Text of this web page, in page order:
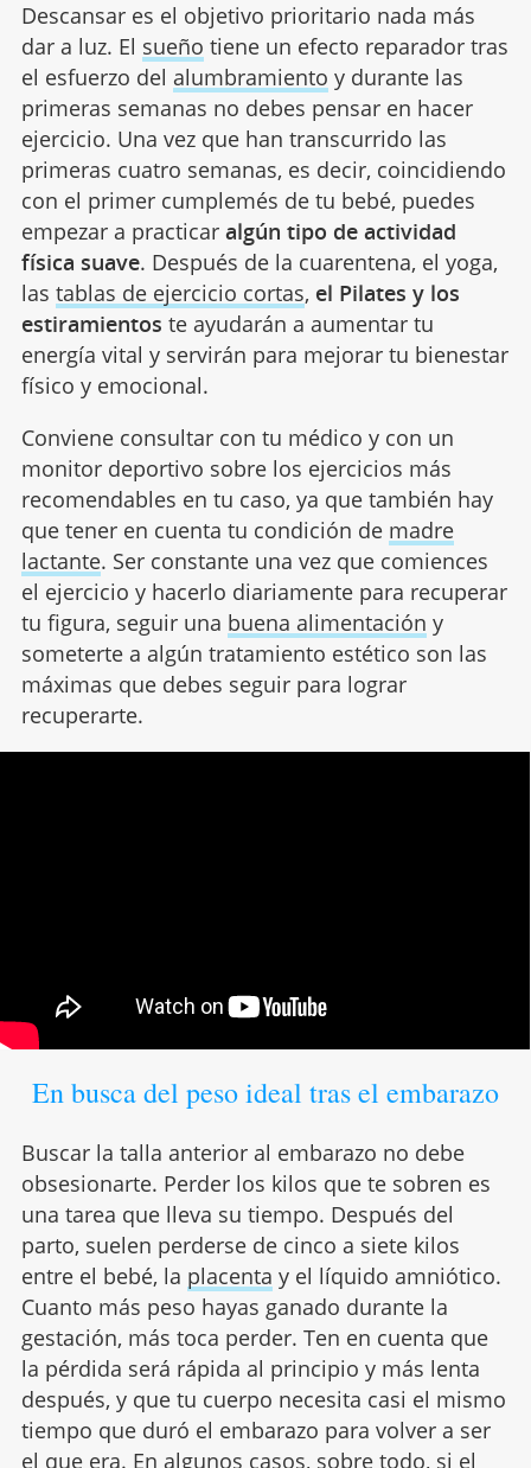
Descansar es el objetivo prioritario nada más
dar a luz. El sueño tiene un efecto reparador tras
el esfuerzo del alumbramiento y durante las
primeras semanas no debes pensar en hacer
ejercicio. Una vez que han transcurrido las
primeras cuatro semanas, es decir, coincidiendo
con el primer cumplemés de tu bebé, puedes
empezar a practicar algún tipo de actividad
física suave. Después de la cuarentena, el yoga,
las tablas de ejercicio cortas, el Pilates y los
estiramientos te ayudarán a aumentar tu
energía vital y servirán para mejorar tu bienestar
físico y emocional.
Conviene consultar con tu médico y con un
monitor deportivo sobre los ejercicios más
recomendables en tu caso, ya que también hay
que tener en cuenta tu condición de madre
lactante. Ser constante una vez que comiences
el ejercicio y hacerlo diariamente para recuperar
tu figura, seguir una buena alimentación y
someterte a algún tratamiento estético son las
máximas que debes seguir para lograr
recuperarte.
En busca del peso ideal tras el embarazo
Buscar la talla anterior al embarazo no debe
obsesionarte. Perder los kilos que te sobren es
una tarea que lleva su tiempo. Después del
parto, suelen perderse de cinco a siete kilos
entre el bebé, la placenta y el líquido amniótico.
Cuanto más peso hayas ganado durante la
gestación, más toca perder. Ten en cuenta que
la pérdida será rápida al principio y más lenta
después, y que tu cuerpo necesita casi el mismo
tiempo que duró el embarazo para volver a ser
el que era. En algunos casos, sobre todo, si el